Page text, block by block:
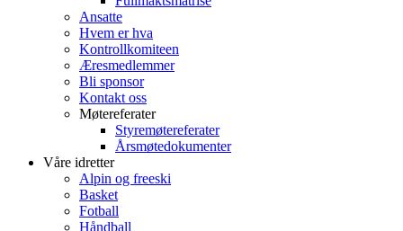
Ansatte
Hvem er hva
Kontrollkomiteen
Æresmedlemmer
Bli sponsor
Kontakt oss
Møtereferater
Styremøtereferater
Årsmøtedokumenter
Våre idretter
Alpin og freeski
Basket
Fotball
Håndball